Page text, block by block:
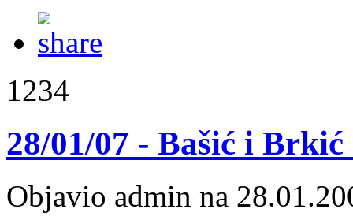
1234
28/01/07 - Bašić i
Objavio admin na